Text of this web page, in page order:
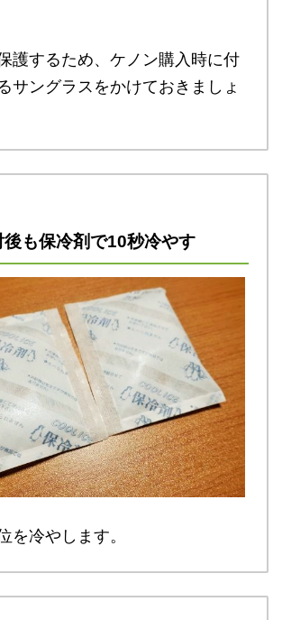
護するため、ケノン購入時に付
サングラスをかけておきましょ
後も保冷剤で10秒冷やす
を冷やします。